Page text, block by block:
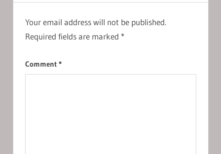
Your email address will not be published.
Required fields are marked *
Comment *